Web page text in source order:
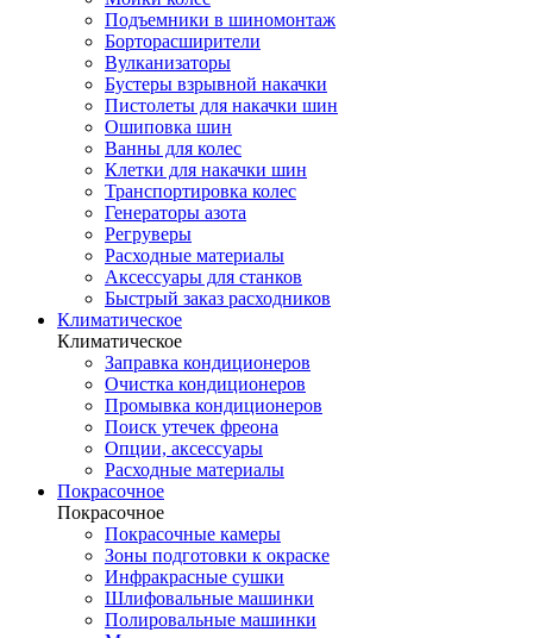
Подъемники в шиномонтаж
Борторасширители
Вулканизаторы
Бустеры взрывной накачки
Пистолеты для накачки шин
Ошиповка шин
Ванны для колес
Клетки для накачки шин
Транспортировка колес
Генераторы азота
Регруверы
Расходные материалы
Аксессуары для станков
Быстрый заказ расходников
Климатическое
Климатическое
Заправка кондиционеров
Очистка кондиционеров
Промывка кондиционеров
Поиск утечек фреона
Опции, аксессуары
Расходные материалы
Покрасочное
Покрасочное
Покрасочные камеры
Зоны подготовки к окраске
Инфракрасные сушки
Шлифовальные машинки
Полировальные машинки